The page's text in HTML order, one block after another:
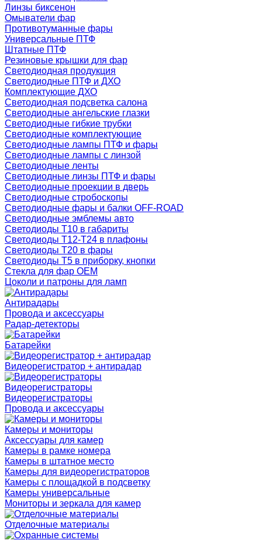
Линзы биксенон
Омыватели фар
Противотуманные фары
Универсальные ПТФ
Штатные ПТФ
Резиновые крышки для фар
Светодиодная продукция
Светодиодные ПТФ и ДХО
Комплектующие ДХО
Светодиодная подсветка салона
Светодиодные ангельские глазки
Светодиодные гибкие трубки
Светодиодные комплектующие
Светодиодные лампы ПТФ и фары
Светодиодные лампы с линзой
Светодиодные ленты
Светодиодные линзы ПТФ и фары
Светодиодные проекции в дверь
Светодиодные стробоскопы
Светодиодные фары и балки OFF-ROAD
Светодиодные эмблемы авто
Светодиоды T10 в габариты
Светодиоды T12-T24 в плафоны
Светодиоды T20 в фары
Светодиоды T5 в приборку, кнопки
Стекла для фар OEM
Цоколи и патроны для ламп
Антирадары
Провода и аксессуары
Радар-детекторы
Батарейки
Видеорегистратор + антирадар
Видеорегистраторы
Видеорегистраторы
Провода и аксессуары
Камеры и мониторы
Аксессуары для камер
Камеры в рамке номера
Камеры в штатное место
Камеры для видеорегистраторов
Камеры с площадкой в подсветку
Камеры универсальные
Мониторы и зеркала для камер
Отделочные материалы